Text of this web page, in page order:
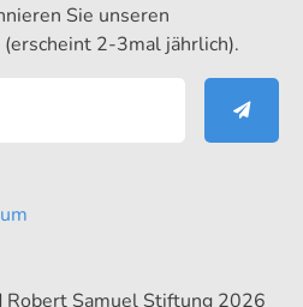
Sie unseren
2-3mal jährlich).
Samuel Stiftung 2026